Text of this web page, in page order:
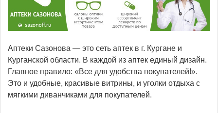
Аптеки Сазонова — это сеть аптек в г. Кургане и
Курганской области. В каждой из аптек единый дизайн.
Главное правило: «Все для удобства покупателей!».
Это и удобные, красивые витрины, и уголки отдыха с
мягкими диванчиками для покупателей.